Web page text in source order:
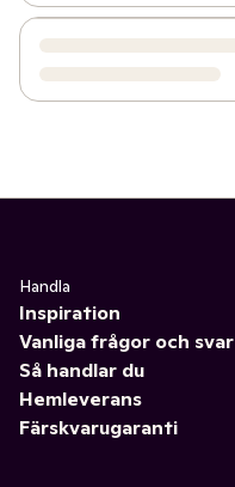
Handla
Inspiration
Vanliga frågor och svar
Så handlar du
Hemleverans
Färskvarugaranti